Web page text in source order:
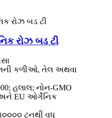
રોઝ બડ ટી
કળીઓ, તેલ અથવા
હલાલ; નોન-GMO
EU ઓર્ગેનિક
૧૦૦૦૦ ટનથી વધુ